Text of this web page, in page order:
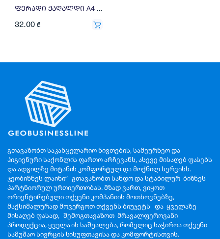
ფერადი ქაღალდი A4 160გრ 250ფ ცისფერი
32.00 ₾
გთავაზობთ საკანცელარიო ნივთების, სამეურნეო და
ჰიგიენური საქონლის ფართო არჩევანს, ასევე მისაღებ ფასებს
და ადგილზე მიტანის კომფორტულ და მოქნილ სერვისს.
ჯეობიზნეს ლაინი“ გთავაზობთ სანდო და სტაბილურ ბიზნეს
პარტნიორულ ურთიერთობას. მზად ვართ, ვიყოთ
ორიენტირებული თქვენი კომპანიის მოთხოვნებზე,
მაქსიმალურად მოვერგოთ თქვენს ბიუჯეტს და ყველაზე
მისაღებ ფასად, შემოგთავაზოთ მრავალფეროვანი
პროდუქცია, ყველა ის საშუალება, რომელიც საჭიროა თქვენი
სამუშაო სივრცის სისუფთავისა და კომფორტისთვის.